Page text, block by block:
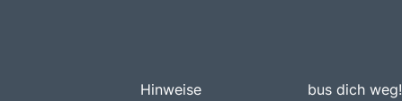
Hinweise
bus dich weg!